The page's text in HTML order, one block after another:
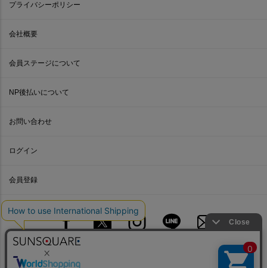
プライバシーポリシー
会社概要
会員ステージについて
NP後払いについて
お問い合わせ
ログイン
会員登録